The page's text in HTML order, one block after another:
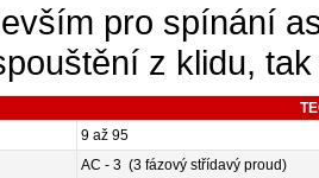
pro spínání
z klidu,
9 až 95
AC - 3 (3 fázový střídavý proud)